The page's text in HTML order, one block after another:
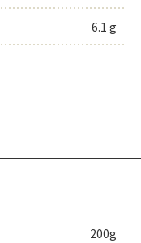
6.1 g
200g